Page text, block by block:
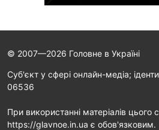
© 2007—2026 Головне в Україні
Cуб'єкт у сфері онлайн-медіа;
06536
При використанні матеріалів цього
https://glavnoe.in.ua є обов'язковим.